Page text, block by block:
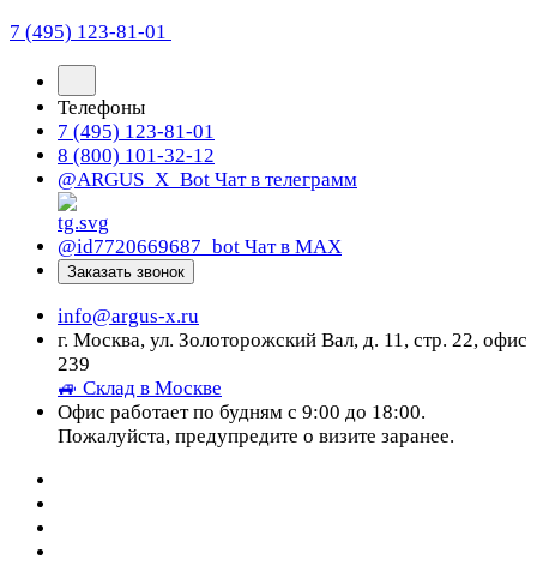
7 (495) 123-81-01
Телефоны
7 (495) 123-81-01
8 (800) 101-32-12
@ARGUS_X_Bot Чат в телеграмм
@id7720669687_bot Чат в МАХ
Заказать звонок
info@argus-x.ru
г. Москва, ул. Золоторожский Вал, д. 11, стр. 22, офис
239
🚙 Склад в Москве
Офис работает по будням с 9:00 до 18:00.
Пожалуйста, предупредите о визите заранее.